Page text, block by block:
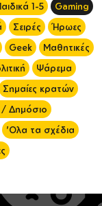
1-5
Gaming
Σειρές
Ήρωες
Geek
Μαθητικές
Ψάρεμα
Σημαίες κρατών
Δημόσιο
'Ολα τα σχέδια